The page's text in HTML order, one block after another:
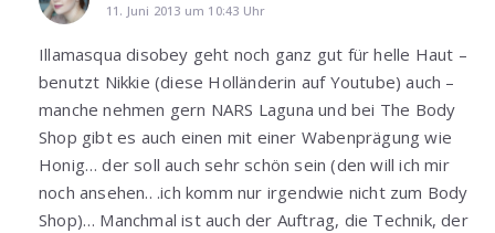
11. Juni 2013 um 10:43 Uhr
Illamasqua disobey geht noch ganz gut für helle Haut –
benutzt Nikkie (diese Holländerin auf Youtube) auch –
manche nehmen gern NARS Laguna und bei The Body
Shop gibt es auch einen mit einer Wabenprägung wie
Honig… der soll auch sehr schön sein (den will ich mir
noch ansehen.. .ich komm nur irgendwie nicht zum Body
Shop)… Manchmal ist auch der Auftrag, die Technik, der